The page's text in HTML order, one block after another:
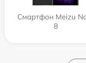
Смартфон Meizu
8